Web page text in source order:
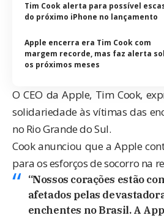
Tim Cook alerta para possível
do próximo iPhone no lançamento
Apple encerra era Tim Cook com
margem recorde, mas faz alerta
os próximos meses
O CEO da Apple, Tim Cook,
solidariedade às vítimas das
no Rio Grande do Sul.
Cook anunciou que a Apple
para os esforços de socorro na
“Nossos corações estão
afetados pelas
enchentes no Brasil. A